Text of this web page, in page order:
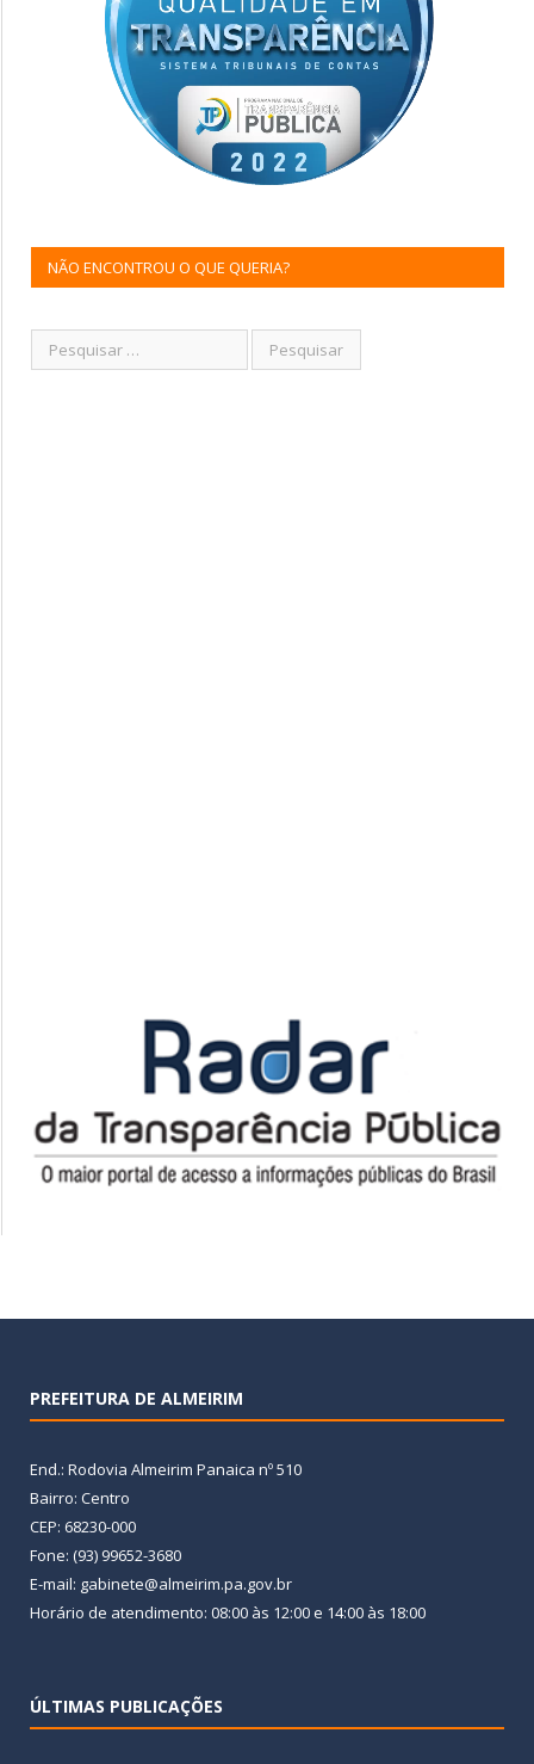
NÃO ENCONTROU O QUE QUERIA?
PREFEITURA DE ALMEIRIM
End.: Rodovia Almeirim Panaica nº 510
Bairro: Centro
CEP: 68230-000
Fone: (93) 99652-3680
E-mail: gabinete@almeirim.pa.gov.br
Horário de atendimento: 08:00 às 12:00 e 14:00 às 18:00
ÚLTIMAS PUBLICAÇÕES